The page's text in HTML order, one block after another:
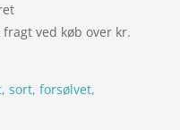
ved køb over kr.
sort, forsølvet,